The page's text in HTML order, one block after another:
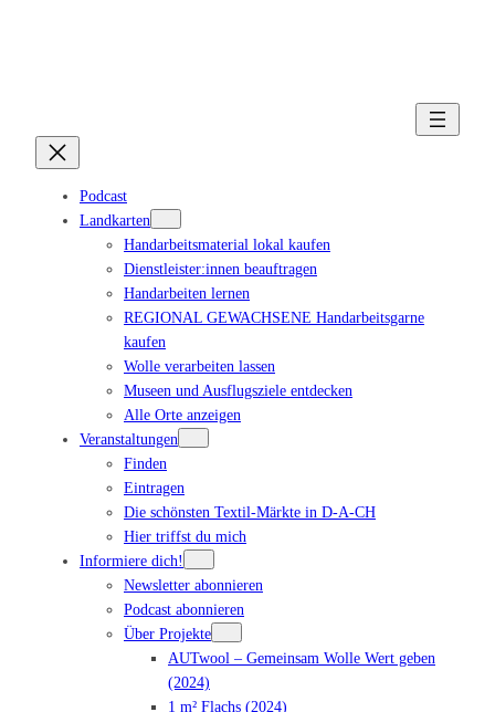
Podcast
Landkarten
Handarbeitsmaterial lokal kaufen
Dienstleister:innen beauftragen
Handarbeiten lernen
REGIONAL GEWACHSENE Handarbeitsgarne
kaufen
Wolle verarbeiten lassen
Museen und Ausflugsziele entdecken
Alle Orte anzeigen
Veranstaltungen
Finden
Eintragen
Die schönsten Textil-Märkte in D-A-CH
Hier triffst du mich
Informiere dich!
Newsletter abonnieren
Podcast abonnieren
Über Projekte
AUTwool – Gemeinsam Wolle Wert geben
(2024)
1 m² Flachs (2024)